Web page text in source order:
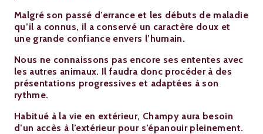
Malgré son passé d’errance et les débuts de maladie
qu’il a connus, il a conservé un caractère doux et
une grande confiance envers l’humain.
Nous ne connaissons pas encore ses ententes avec
les autres animaux. Il faudra donc procéder à des
présentations progressives et adaptées à son
rythme.
Habitué à la vie en extérieur, Champy aura besoin
d’un accès à l’extérieur pour s’épanouir pleinement.